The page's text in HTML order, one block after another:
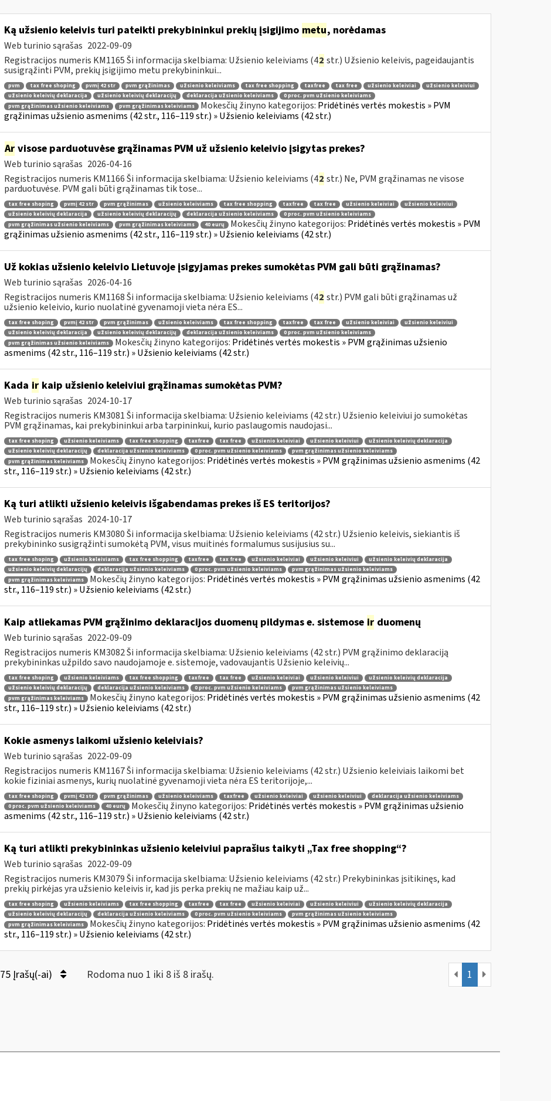
Ką užsienio keleivis turi pateikti prekybininkui prekių įsigijimo metu, norėdamas
Web turinio sąrašas 2022-09-09
Registracijos numeris KM1165 Ši informacija skelbiama: Užsienio keleiviams (42 str.) Užsienio keleivis, pageidaujantis
susigrąžinti PVM, prekių įsigijimo metu prekybininkui...
pvm tax free shoping pvmį 42 str pvm grąžinimas užsienio keleiviams tax free shopping taxfree tax free užsienio keleiviai
užsienio keleiviui
užsienio keleivių deklaracija
užsienio keleivių deklaracijų deklaracija užsienio keleiviams
0 proc. pvm užsienio keleiviams
pvm grąžinimas užsienio keleiviams
pvm grąžinimas keleiviams Mokesčių žinyno kategorijos: Pridėtinės vertės mokestis » PVM
grąžinimas užsienio asmenims (42 str., 116–119 str.) » Užsienio keleiviams (42 str.)
Arvisose parduotuvėse grąžinamas PVM už užsienio keleivio įsigytas prekes?
Web turinio sąrašas 2026-04-16
Registracijos numeris KM1166 Ši informacija skelbiama: Užsienio keleiviams (42 str.) Ne, PVM grąžinamas ne visose
parduotuvėse. PVM gali būti grąžinamas tik tose...
tax free shoping pvmį 42 str pvm grąžinimas užsienio keleiviams tax free shopping taxfree tax free užsienio keleiviai
užsienio keleiviui
užsienio keleivių deklaracija
užsienio keleivių deklaracijų deklaracija užsienio keleiviams
0 proc. pvm užsienio keleiviams
pvm grąžinimas užsienio keleiviams
pvm grąžinimas keleiviams 40 eurų Mokesčių žinyno kategorijos: Pridėtinės vertės mokestis » PVM
grąžinimas užsienio asmenims (42 str., 116–119 str.) » Užsienio keleiviams (42 str.)
Už kokias užsienio keleivio Lietuvoje įsigyjamas prekes sumokėtas PVM gali būti grąžinamas?
Web turinio sąrašas 2026-04-16
Registracijos numeris KM1168 Ši informacija skelbiama: Užsienio keleiviams (42 str.) PVM gali būti grąžinamas už
užsienio keleivio, kurio nuolatinė gyvenamoji vieta nėra ES...
tax free shoping pvmį 42 str pvm grąžinimas užsienio keleiviams tax free shopping taxfree tax free užsienio keleiviai
užsienio keleiviui
užsienio keleivių deklaracija
užsienio keleivių deklaracijų deklaracija užsienio keleiviams
0 proc. pvm užsienio keleiviams
pvm grąžinimas užsienio keleiviams
Mokesčių žinyno kategorijos: Pridėtinės vertės mokestis » PVM grąžinimas užsienio
asmenims (42 str., 116–119 str.) » Užsienio keleiviams (42 str.)
Kada irkaip užsienio keleiviui grąžinamas sumokėtas PVM?
Web turinio sąrašas 2024-10-17
Registracijos numeris KM3081 Ši informacija skelbiama: Užsienio keleiviams (42 str.) Užsienio keleiviui jo sumokėtas
PVM grąžinamas, kai prekybininkui arba tarpininkui, kurio paslaugomis naudojasi...
tax free shoping užsienio keleiviams tax free shopping taxfree tax free užsienio keleiviai užsienio keleiviui
užsienio keleivių deklaracija
užsienio keleivių deklaracijų
deklaracija užsienio keleiviams 0 proc. pvm užsienio keleiviams
pvm grąžinimas užsienio keleiviams
pvm grąžinimas keleiviams
Mokesčių žinyno kategorijos: Pridėtinės vertės mokestis » PVM grąžinimas užsienio asmenims (42
str., 116–119 str.) » Užsienio keleiviams (42 str.)
Ką turi atlikti užsienio keleivis išgabendamas prekes iš ES teritorijos?
Web turinio sąrašas 2024-10-17
Registracijos numeris KM3080 Ši informacija skelbiama: Užsienio keleiviams (42 str.) Užsienio keleivis, siekiantis iš
prekybininko susigrąžinti sumokėtą PVM, visus muitinės formalumus susijusius su...
tax free shoping užsienio keleiviams tax free shopping taxfree tax free užsienio keleiviai užsienio keleiviui
užsienio keleivių deklaracija
užsienio keleivių deklaracijų
deklaracija užsienio keleiviams 0 proc. pvm užsienio keleiviams
pvm grąžinimas užsienio keleiviams
pvm grąžinimas keleiviams
Mokesčių žinyno kategorijos: Pridėtinės vertės mokestis » PVM grąžinimas užsienio asmenims (42
str., 116–119 str.) » Užsienio keleiviams (42 str.)
Kaip atliekamas PVM grąžinimo deklaracijos duomenų pildymas e. sistemose irduomenų
Web turinio sąrašas 2022-09-09
Registracijos numeris KM3082 Ši informacija skelbiama: Užsienio keleiviams (42 str.) PVM grąžinimo deklaraciją
prekybininkas užpildo savo naudojamoje e. sistemoje, vadovaujantis Užsienio keleivių...
tax free shoping užsienio keleiviams tax free shopping taxfree tax free užsienio keleiviai užsienio keleiviui
užsienio keleivių deklaracija
užsienio keleivių deklaracijų
deklaracija užsienio keleiviams 0 proc. pvm užsienio keleiviams
pvm grąžinimas užsienio keleiviams
pvm grąžinimas keleiviams
Mokesčių žinyno kategorijos: Pridėtinės vertės mokestis » PVM grąžinimas užsienio asmenims (42
str., 116–119 str.) » Užsienio keleiviams (42 str.)
Kokie asmenys laikomi užsienio keleiviais?
Web turinio sąrašas 2022-09-09
Registracijos numeris KM1167 Ši informacija skelbiama: Užsienio keleiviams (42 str.) Užsienio keleiviais laikomi bet
kokie fiziniai asmenys, kurių nuolatinė gyvenamoji vieta nėra ES teritorijoje,...
tax free shoping pvmį 42 str pvm grąžinimas užsienio keleiviams taxfree užsienio keleiviai užsienio keleiviui
deklaracija užsienio keleiviams
0 proc. pvm užsienio keleiviams
40 eurų Mokesčių žinyno kategorijos: Pridėtinės vertės mokestis » PVM grąžinimas užsienio
asmenims (42 str., 116–119 str.) » Užsienio keleiviams (42 str.)
Ką turi atlikti prekybininkas užsienio keleiviui paprašius taikyti „Tax free shopping“?
Web turinio sąrašas 2022-09-09
Registracijos numeris KM3079 Ši informacija skelbiama: Užsienio keleiviams (42 str.) Prekybininkas įsitikinęs, kad
prekių pirkėjas yra užsienio keleivis ir, kad jis perka prekių ne mažiau kaip už...
tax free shoping užsienio keleiviams tax free shopping taxfree tax free užsienio keleiviai užsienio keleiviui
užsienio keleivių deklaracija
užsienio keleivių deklaracijų
deklaracija užsienio keleiviams 0 proc. pvm užsienio keleiviams
pvm grąžinimas užsienio keleiviams
pvm grąžinimas keleiviams
Mokesčių žinyno kategorijos: Pridėtinės vertės mokestis » PVM grąžinimas užsienio asmenims (42
str., 116–119 str.) » Užsienio keleiviams (42 str.)
75 Įrašų(-ai) Rodoma nuo 1 iki 8 iš 8 irašų. 1